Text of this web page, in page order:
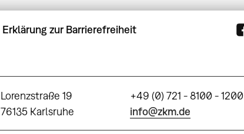
Erklärung zur Barrierefreiheit
Lorenzstraße 19
76135 Karlsruhe
+49 (0) 721 - 8100 - 1200
info@zkm.de